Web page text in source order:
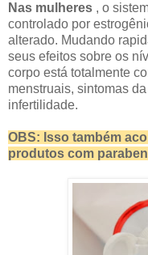
Nas mulheres , o
controlado por
alterado. Mudando
seus efeitos sobre os
corpo está totalmente
menstruais, sintomas
infertilidade.
OBS: Isso também
produtos com